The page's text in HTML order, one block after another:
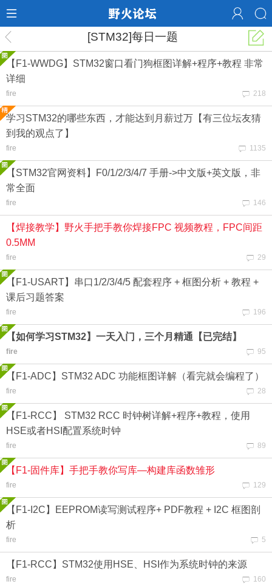
[STM32]每日一题
【F1-WWDG】STM32窗口看门狗框图详解+程序+教程 非常
详细
fire 218
学习STM32的哪些东西，才能达到月薪过万【有三位坛友猜
到我的观点了】
fire 1135
【STM32官网资料】F0/1/2/3/4/7 手册->中文版+英文版，非
常全面
fire 146
【焊接教学】野火手把手教你焊接FPC 视频教程，FPC间距
0.5MM
fire 29
【F1-USART】串口1/2/3/4/5 配套程序 + 框图分析 + 教程 +
课后习题答案
fire 196
【如何学习STM32】一天入门，三个月精通【已完结】
fire 95
【F1-ADC】STM32 ADC 功能框图详解（看完就会编程了）
fire 28
【F1-RCC】 STM32 RCC 时钟树详解+程序+教程，使用
HSE或者HSI配置系统时钟
fire 89
【F1-固件库】手把手教你写库—构建库函数雏形
fire 129
【F1-I2C】EEPROM读写测试程序+ PDF教程 + I2C 框图剖
析
fire 5
【F1-RCC】STM32使用HSE、HSI作为系统时钟的来源
fire 160